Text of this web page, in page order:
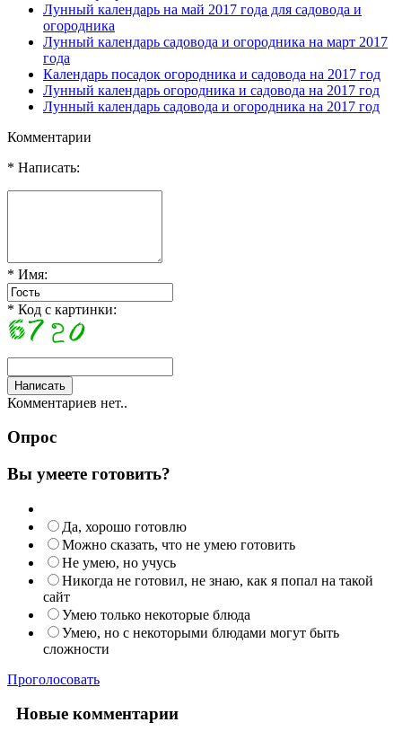
Лунный календарь на май 2017 года для садовода и
огородника
Лунный календарь садовода и огородника на март 2017
года
Календарь посадок огородника и садовода на 2017 год
Лунный календарь огородника и садовода на 2017 год
Лунный календарь садовода и огородника на 2017 год
Комментарии
* Написать:
* Имя:
* Код с картинки:
Комментариев нет..
Опрос
Вы умеете готовить?
Да, хорошо готовлю
Можно сказать, что не умею готовить
Не умею, но учусь
Никогда не готовил, не знаю, как я попал на такой
сайт
Умею только некоторые блюда
Умею, но с некоторыми блюдами могут быть
сложности
Проголосовать
Новые комментарии